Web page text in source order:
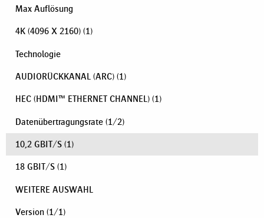
Max Auflösung
4K (4096 X 2160) (1)
Technologie
AUDIORÜCKKANAL (ARC) (1)
HEC (HDMI™ ETHERNET CHANNEL) (1)
Datenübertragungsrate (1/2)
10,2 GBIT/S (1)
18 GBIT/S (1)
WEITERE AUSWAHL
Version (1/1)